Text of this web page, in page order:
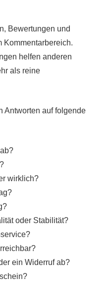
Bewertungen und
Kommentarbereich.
helfen anderen
als reine
Antworten auf folgende
wirklich?
oder Stabilität?
ein Widerruf ab?